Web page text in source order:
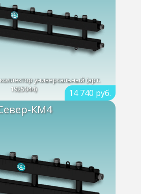
14 740 руб.
универсальный (арт.
1925044)
КМ4